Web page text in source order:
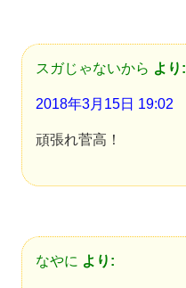
スガじゃないから より:
2018年3月15日 19:02
頑張れ菅高！
なやに より: